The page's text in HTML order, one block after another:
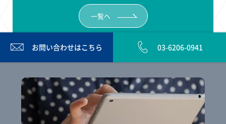
一覧へ
お問い合わせはこちら 03-6206-0941